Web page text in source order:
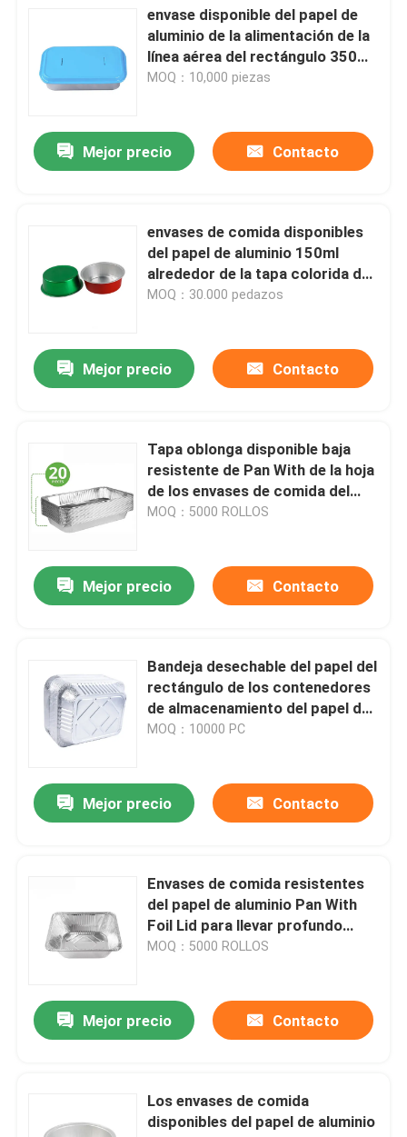
Productos
Sobre nosotros
Control de calidad
Noticias
Cinta del embalaje de Bopp
Se aferra la película
película del abrigo del estiramiento
rollo del papel de aluminio
Kraft de cinta de papel
envase disponible del papel de
aluminio de la alimentación de la
línea aérea del rectángulo 350ml
con la tapa
MOQ：10,000 piezas
Mejor precio Contacto
envases de comida disponibles
del papel de aluminio 150ml
alrededor de la tapa colorida de
Mini Cupcake Baking Cups With
MOQ：30.000 pedazos
Mejor precio Contacto
Tapa oblonga disponible baja
resistente de Pan With de la hoja
de los envases de comida del
papel de aluminio
MOQ：5000 ROLLOS
Mejor precio Contacto
Bandeja desechable del papel del
rectángulo de los contenedores
de almacenamiento del papel de
aluminio del acondicionamiento
MOQ：10000 PC
Mejor precio Contacto
Envases de comida resistentes
del papel de aluminio Pan With
Foil Lid para llevar profundo
disponible
MOQ：5000 ROLLOS
Mejor precio Contacto
Los envases de comida
disponibles del papel de aluminio